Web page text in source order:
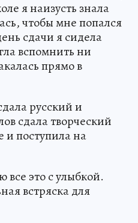
я наизусть знала
чтобы мне попался
сдачи я сидела
вспомнить ни
прямо в
русский и
сдала творческий
и поступила на
это с улыбкой.
встряска для